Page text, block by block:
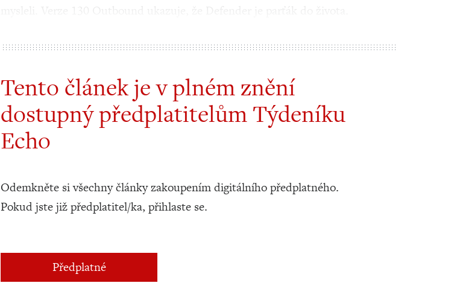
Tento článek je v plném znění
dostupný předplatitelům Týdeníku
Echo
Odemkněte si všechny články zakoupením digitálního předplatného.
Pokud jste již předplatitel/ka, přihlaste se.
Předplatné